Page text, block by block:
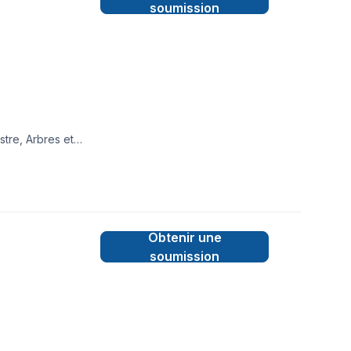
Arbres et
Isolation,
soumission
Obtenir une
soumission